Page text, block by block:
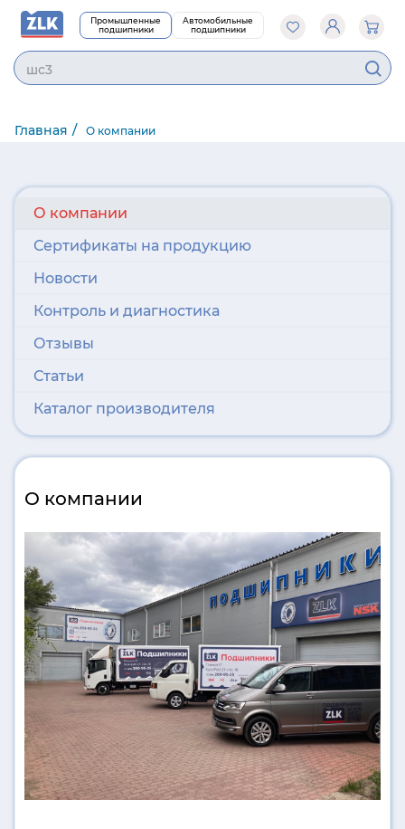
Промышленные
подшипники
Автомобильные
подшипники
шс35
Главная О компании
О компании
Сертификаты на продукцию
Новости
Контроль и диагностика
Отзывы
Статьи
Каталог производителя
О компании